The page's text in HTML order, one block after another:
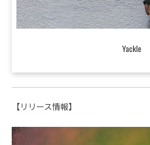
Yackle
【リリース情報】